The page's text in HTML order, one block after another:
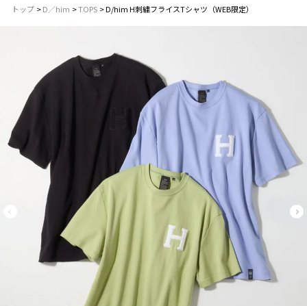
トップ D／him TOPS D/him H刺繍フライスTシャツ（WEB限定）